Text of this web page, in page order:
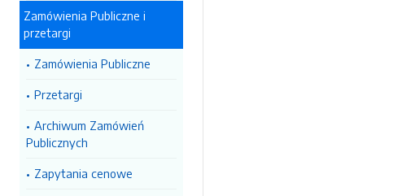
Zamówienia Publiczne i
przetargi
Zamówienia Publiczne
Przetargi
Archiwum Zamówień
Publicznych
Zapytania cenowe